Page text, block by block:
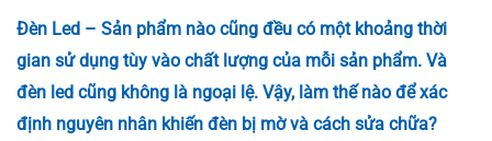
Đèn Led – Sản phẩm nào cũng đều có một khoảng thời
gian sử dụng tùy vào chất lượng của mỗi sản phẩm. Và
đèn led cũng không là ngoại lệ. Vậy, làm thế nào để xác
định nguyên nhân khiến đèn bị mờ và cách sửa chữa?